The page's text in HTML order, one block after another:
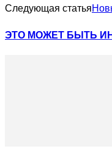
Следующая статья
ЭТО МОЖЕТ БЫТЬ